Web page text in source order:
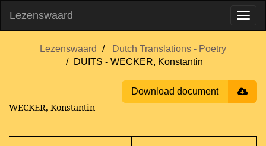
Lezenswaard
Lezenswaard
Dutch Translations - Poetry
DUITS - WECKER, Konstantin
Download document
WECKER, Konstantin